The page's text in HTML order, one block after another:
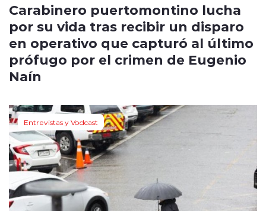
Carabinero puertomontino lucha
por su vida tras recibir un disparo
en operativo que capturó al último
prófugo por el crimen de Eugenio
Naín
Entrevistas y Vodcast